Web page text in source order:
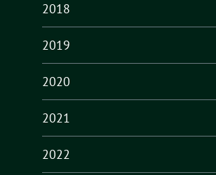
2018
2019
2020
2021
2022